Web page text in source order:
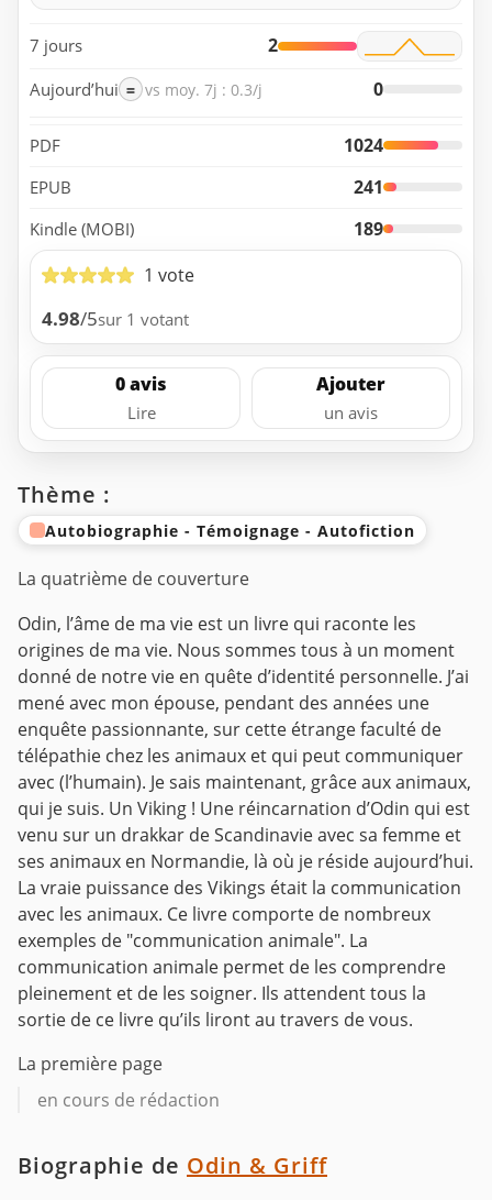
7 jours 2
Aujourd’hui = vs moy. 7j : 0.3/j 0
PDF 1024
EPUB 241
Kindle (MOBI)
189
1 vote
4.98/5sur 1 votant
0 avis
Lire
Ajouter
un avis
Thème :
Autobiographie - Témoignage - Autofiction
La quatrième de couverture
Odin, l’âme de ma vie est un livre qui raconte les
origines de ma vie. Nous sommes tous à un moment
donné de notre vie en quête d’identité personnelle. J’ai
mené avec mon épouse, pendant des années une
enquête passionnante, sur cette étrange faculté de
télépathie chez les animaux et qui peut communiquer
avec (l’humain). Je sais maintenant, grâce aux animaux,
qui je suis. Un Viking ! Une réincarnation d’Odin qui est
venu sur un drakkar de Scandinavie avec sa femme et
ses animaux en Normandie, là où je réside aujourd’hui.
La vraie puissance des Vikings était la communication
avec les animaux. Ce livre comporte de nombreux
exemples de "communication animale". La
communication animale permet de les comprendre
pleinement et de les soigner. Ils attendent tous la
sortie de ce livre qu’ils liront au travers de vous.
La première page
en cours de rédaction
Biographie de Odin & Griff